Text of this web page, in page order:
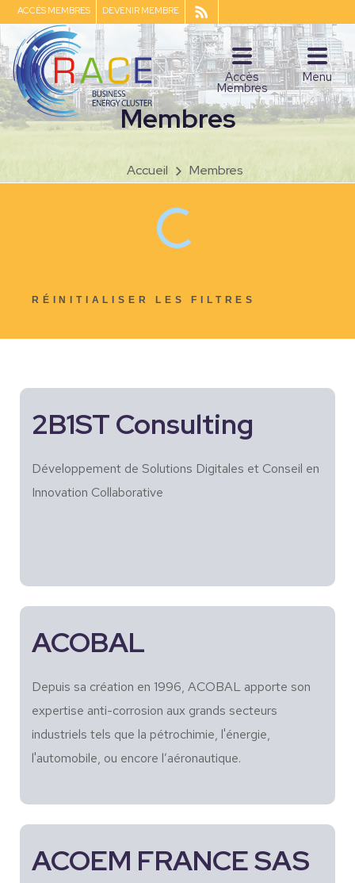
ACCÈS MEMBRES DEVENIR MEMBRE
Menu
Accès
Membres
Membres
Accueil Membres
RÉINITIALISER LES FILTRES
2B1ST Consulting
Développement de Solutions Digitales et Conseil en
Innovation Collaborative
ACOBAL
Depuis sa création en 1996, ACOBAL apporte son
expertise anti-corrosion aux grands secteurs
industriels tels que la pétrochimie, l'énergie,
l'automobile, ou encore l’aéronautique.
ACOEM FRANCE SAS